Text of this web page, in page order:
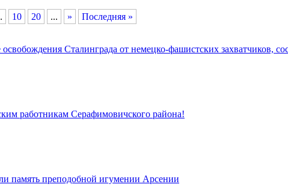
10 20 ... »
Последняя »
Сталинграда от немецко-фашистских захватчиков,
работникам Серафимовичского района!
память преподобной игумении Арсении